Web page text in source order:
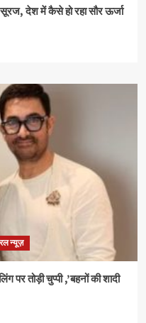
देश में कैसे हो रहा सौर ऊर्जा
न्यूज़
पर तोड़ी चुप्पी ,’बहनों की शादी